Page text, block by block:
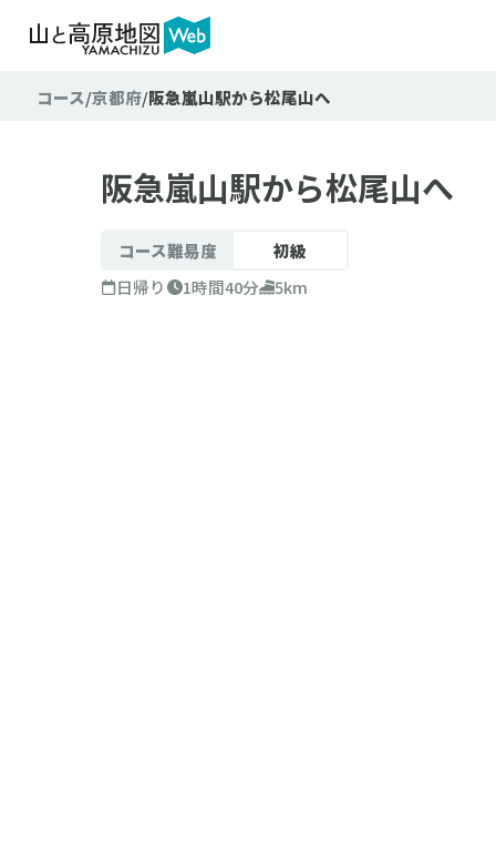
コース 京都府 阪急嵐山駅から松尾山へ
阪急嵐山駅から松尾山へ
コース難易度
初級
日帰り
1時間40分 5km